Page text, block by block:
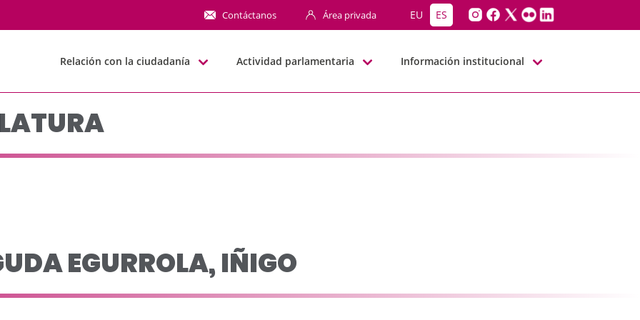
1999-2003 - JJGG-BBNN
Contáctanos Área privada EU ES
Relación con la ciudadanía Actividad parlamentaria Información institucional
EGURROLA, IÑIGO